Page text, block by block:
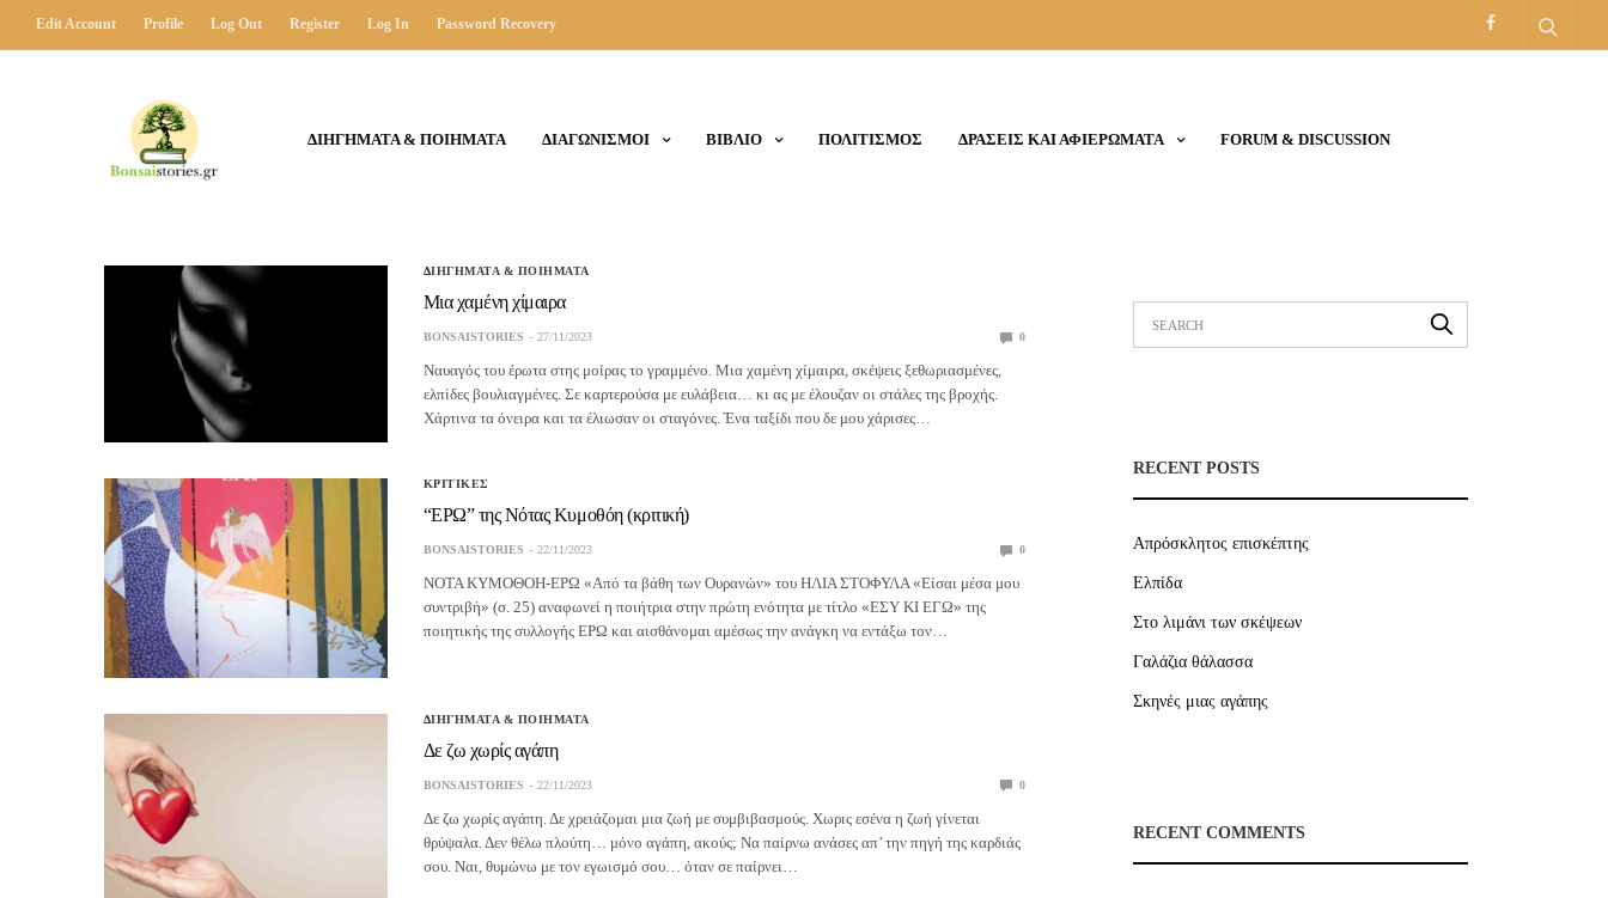
Edit Account Profile Log Out Register Log In Password Recovery
ΔΙΗΓΗΜΑΤΑ & ΠΟΙΗΜΑΤΑ ΔΙΑΓΩΝΙΣΜΟΙ ΒΙΒΛΙΟ ΠΟΛΙΤΙΣΜΟΣ ΔΡΑΣΕΙΣ ΚΑΙ ΑΦΙΕΡΩΜΑΤΑ FORUM & DISCUSSION
ΔΙΗΓΗΜΑΤΑ & ΠΟΙΗΜΑΤΑ
Μια χαμένη χίμαιρα
BONSAISTORIES 27/11/2023 0
Ναυαγός του έρωτα στης μοίρας το γραμμένο. Μια χαμένη χίμαιρα, σκέψεις ξεθωριασμένες,
ελπίδες βουλιαγμένες. Σε καρτερούσα με ευλάβεια… κι ας με έλουζαν οι στάλες της βροχής.
Χάρτινα τα όνειρα και τα έλιωσαν οι σταγόνες. Ένα ταξίδι που δε μου χάρισες…
ΚΡΙΤΙΚΕΣ
“ΕΡΩ” της Νότας Κυμοθόη (κριτική)
BONSAISTORIES 22/11/2023 0
ΝΟΤΑ ΚΥΜΟΘΟΗ-ΕΡΩ «Από τα βάθη των Ουρανών» του ΗΛΙΑ ΣΤΟΦΥΛΑ «Είσαι μέσα μου
συντριβή» (σ. 25) αναφωνεί η ποιήτρια στην πρώτη ενότητα με τίτλο «ΕΣΥ ΚΙ ΕΓΩ» της
ποιητικής της συλλογής ΕΡΩ και αισθάνομαι αμέσως την ανάγκη να εντάξω τον…
ΔΙΗΓΗΜΑΤΑ & ΠΟΙΗΜΑΤΑ
Δε ζω χωρίς αγάπη
BONSAISTORIES 22/11/2023 0
Δε ζω χωρίς αγάπη. Δε χρειάζομαι μια ζωή με συμβιβασμούς. Χωρις εσένα η ζωή γίνεται
θρύψαλα. Δεν θέλω πλούτη… μόνο αγάπη, ακούς; Να παίρνω ανάσες απ’ την πηγή της καρδιάς
σου. Ναι, θυμώνω με τον εγωισμό σου… όταν σε παίρνει…
RECENT POSTS
Απρόσκλητος επισκέπτης
Ελπίδα
Στο λιμάνι των σκέψεων
Γαλάζια θάλασσα
Σκηνές μιας αγάπης
RECENT COMMENTS